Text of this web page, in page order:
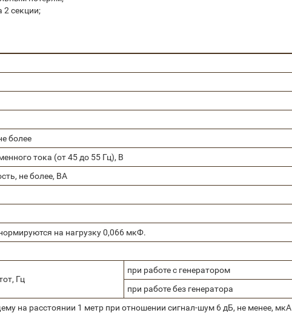
2 секции;
более
тока (от 45 до 55 Гц), В
не более, ВА
на нагрузку 0,066 мкФ.
Гц
при работе с генератором
при работе без генератора
на расстоянии 1 метр при отношении сигнал-шум 6 дБ, не менее, мкА